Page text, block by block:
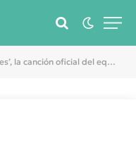
oficial del equipo paralímpico español